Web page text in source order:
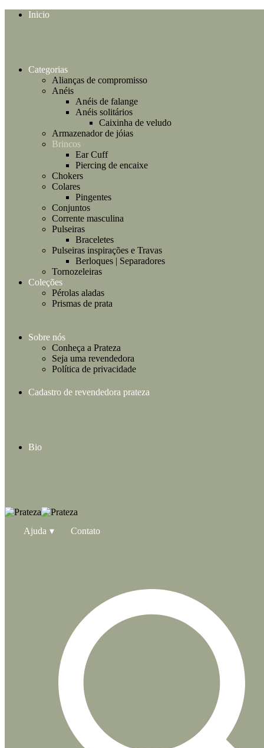
Inicio
Categorias
Alianças de compromisso
Anéis
Anéis de falange
Anéis solitários
Caixinha de veludo
Armazenador de jóias
Brincos
Ear Cuff
Piercing de encaixe
Chokers
Colares
Pingentes
Conjuntos
Corrente masculina
Pulseiras
Braceletes
Pulseiras inspirações e Travas
Berloques | Separadores
Tornozeleiras
Coleções
Pérolas aladas
Prismas de prata
Sobre nós
Conheça a Prateza
Seja uma revendedora
Política de privacidade
Cadastro de revendedora prateza
Bio
Ajuda Contato